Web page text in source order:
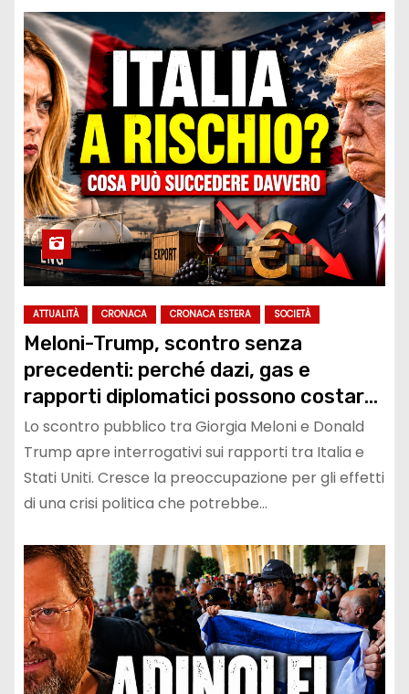
ATTUALITÀ CRONACA CRONACA ESTERA SOCIETÀ
Meloni-Trump, scontro senza
precedenti: perché dazi, gas e
rapporti diplomatici possono costare
caro all’Italia
Lo scontro pubblico tra Giorgia Meloni e Donald
Trump apre interrogativi sui rapporti tra Italia e
Stati Uniti. Cresce la preoccupazione per gli effetti
di una crisi politica che potrebbe…